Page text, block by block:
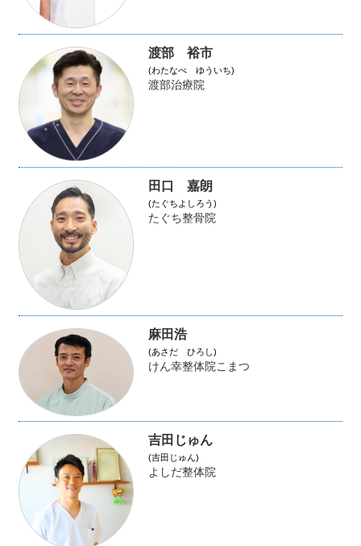
渡部 裕市
(わたなべ ゆういち)
渡部治療院
田口 嘉朗
(たぐちよしろう)
たぐち整骨院
麻田浩
(あさだ ひろし)
けん幸整体院こまつ
吉田じゅん
(吉田じゅん)
よしだ整体院